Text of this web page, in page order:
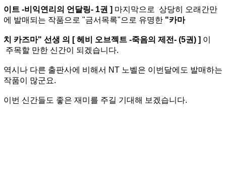
이트 -비익연리의 언달링- 1권 ] 마지막으로 상당히 오래간만
에 발매되는 작품으로 "금서목록"으로 유명한"카마
치 카즈마" 선생 의 [ 헤비 오브젝트 -죽음의 제전- (5권) ] 이
주목할 만한 신간이 되겠습니다.
역시나 다른 출판사에 비해서 NT 노벨은 이번달에도 발매하는
작품이 많군요.
이번 신간들도 좋은 재미를 주길 기대해 보겠습니다.